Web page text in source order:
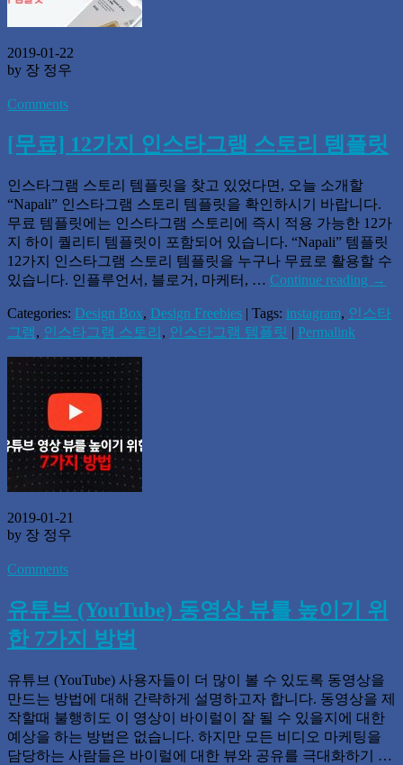
2019-01-22
by 장 정우
Comments
[무료] 12가지 인스타그램 스토리 템플릿
인스타그램 스토리 템플릿을 찾고 있었다면, 오늘 소개할
“Napali” 인스타그램 스토리 템플릿을 확인하시기 바랍니다.
무료 템플릿에는 인스타그램 스토리에 즉시 적용 가능한 12가
지 하이 퀄리티 템플릿이 포함되어 있습니다. “Napali” 템플릿
12가지 인스타그램 스토리 템플릿을 누구나 무료로 활용할 수
있습니다. 인플루언서, 블로거, 마케터, … Continue reading →
Categories: Design Box, Design Freebies | Tags: instagram, 인스타
그램 , 인스타그램 스토리 , 인스타그램 템플릿 | Permalink
2019-01-21
by 장 정우
Comments
유튜브 (YouTube) 동영상 뷰를 높이기 위
한 7가지 방법
유튜브 (YouTube) 사용자들이 더 많이 볼 수 있도록 동영상을
만드는 방법에 대해 간략하게 설명하고자 합니다. 동영상을 제
작할때 불행히도 이 영상이 바이럴이 잘 될 수 있을지에 대한
예상을 하는 방법은 없습니다. 하지만 모든 비디오 마케팅을
담당하는 사람들은 바이럴에 대한 뷰와 공유를 극대화하기 …